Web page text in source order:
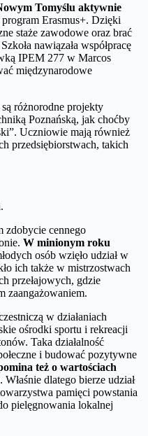
Tomyślu aktywnie
Erasmus+. Dzięki
staże zawodowe oraz brać
nawiązała współpracę
IPEM 277 w Marcos
międzynarodowe
różnorodne projekty
Poznańską, jak choćby
Uczniowie mają również
przedsiębiorstwach, takich
zdobycie cennego
W minionym roku
osób wzięło udział w
ich także w mistrzostwach
przełajowych, gdzie
zaangażowaniem.
w działaniach
ośrodki sportu i rekreacji
Taka działalność
i budować pozytywne
też o wartościach
. Właśnie dlatego bierze udział
pamięci powstania
pielęgnowania lokalnej